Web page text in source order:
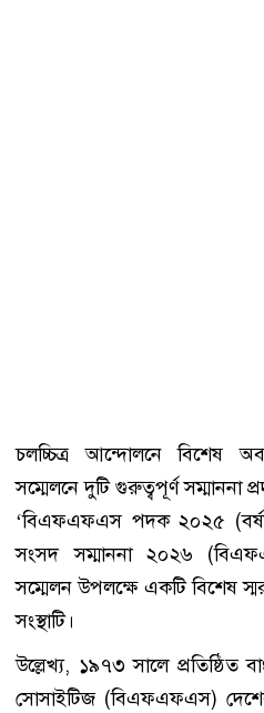
চলচ্চিত্র আন্দোলনে বিশেষ
সম্মেলনে দুটি গুরুত্বপূর্ণ সম্মাননা
‘বিএফএফএস পদক ২০২৫
সংসদ সম্মাননা ২০২৬
সম্মেলন উপলক্ষে একটি বিশেষ
সংস্থাটি।
উল্লেখ্য, ১৯৭৩ সালে প্রতিষ্ঠিত
সোসাইটিজ (বিএফএফএস)